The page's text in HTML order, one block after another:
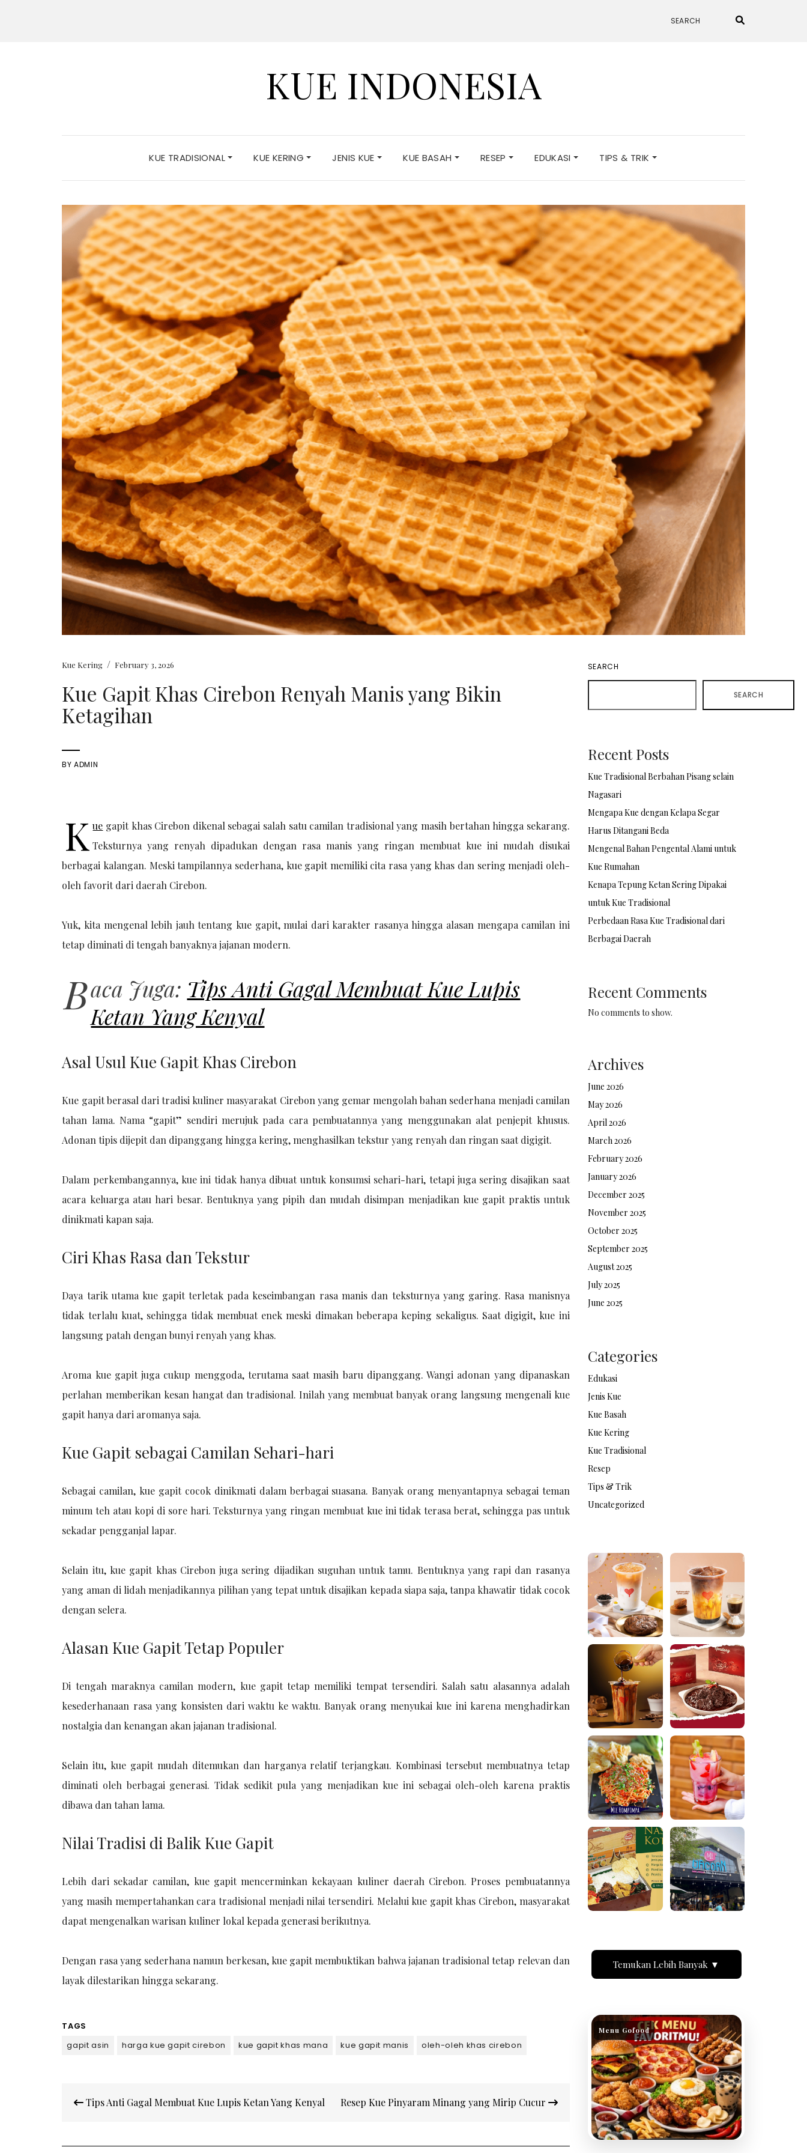
KUE INDONESIA
KUE TRADISIONAL KUE KERING JENIS KUE KUE BASAH RESEP EDUKASI TIPS & TRIK
Kue Kering / February 3, 2026
Kue Gapit Khas Cirebon Renyah Manis yang Bikin
Ketagihan
BYADMIN
K ue gapit khas Cirebon dikenal sebagai salah satu camilan tradisional yang masih bertahan hingga sekarang.
Teksturnya yang renyah dipadukan dengan rasa manis yang ringan membuat kue ini mudah disukai
berbagai kalangan. Meski tampilannya sederhana, kue gapit memiliki cita rasa yang khas dan sering menjadi oleh-
oleh favorit dari daerah Cirebon.
Yuk, kita mengenal lebih jauh tentang kue gapit, mulai dari karakter rasanya hingga alasan mengapa camilan ini
tetap diminati di tengah banyaknya jajanan modern.
Baca Juga: Tips Anti Gagal Membuat Kue Lupis
Ketan Yang Kenyal
Asal Usul Kue Gapit Khas Cirebon
Kue gapit berasal dari tradisi kuliner masyarakat Cirebon yang gemar mengolah bahan sederhana menjadi camilan
tahan lama. Nama “gapit” sendiri merujuk pada cara pembuatannya yang menggunakan alat penjepit khusus.
Adonan tipis dijepit dan dipanggang hingga kering, menghasilkan tekstur yang renyah dan ringan saat digigit.
Dalam perkembangannya, kue ini tidak hanya dibuat untuk konsumsi sehari-hari, tetapi juga sering disajikan saat
acara keluarga atau hari besar. Bentuknya yang pipih dan mudah disimpan menjadikan kue gapit praktis untuk
dinikmati kapan saja.
Ciri Khas Rasa dan Tekstur
Daya tarik utama kue gapit terletak pada keseimbangan rasa manis dan teksturnya yang garing. Rasa manisnya
tidak terlalu kuat, sehingga tidak membuat enek meski dimakan beberapa keping sekaligus. Saat digigit, kue ini
langsung patah dengan bunyi renyah yang khas.
Aroma kue gapit juga cukup menggoda, terutama saat masih baru dipanggang. Wangi adonan yang dipanaskan
perlahan memberikan kesan hangat dan tradisional. Inilah yang membuat banyak orang langsung mengenali kue
gapit hanya dari aromanya saja.
Kue Gapit sebagai Camilan Sehari-hari
Sebagai camilan, kue gapit cocok dinikmati dalam berbagai suasana. Banyak orang menyantapnya sebagai teman
minum teh atau kopi di sore hari. Teksturnya yang ringan membuat kue ini tidak terasa berat, sehingga pas untuk
sekadar pengganjal lapar.
Selain itu, kue gapit khas Cirebon juga sering dijadikan suguhan untuk tamu. Bentuknya yang rapi dan rasanya
yang aman di lidah menjadikannya pilihan yang tepat untuk disajikan kepada siapa saja, tanpa khawatir tidak cocok
dengan selera.
Alasan Kue Gapit Tetap Populer
Di tengah maraknya camilan modern, kue gapit tetap memiliki tempat tersendiri. Salah satu alasannya adalah
kesederhanaan rasa yang konsisten dari waktu ke waktu. Banyak orang menyukai kue ini karena menghadirkan
nostalgia dan kenangan akan jajanan tradisional.
Selain itu, kue gapit mudah ditemukan dan harganya relatif terjangkau. Kombinasi tersebut membuatnya tetap
diminati oleh berbagai generasi. Tidak sedikit pula yang menjadikan kue ini sebagai oleh-oleh karena praktis
dibawa dan tahan lama.
Nilai Tradisi di Balik Kue Gapit
Lebih dari sekadar camilan, kue gapit mencerminkan kekayaan kuliner daerah Cirebon. Proses pembuatannya
yang masih mempertahankan cara tradisional menjadi nilai tersendiri. Melalui kue gapit khas Cirebon, masyarakat
dapat mengenalkan warisan kuliner lokal kepada generasi berikutnya.
Dengan rasa yang sederhana namun berkesan, kue gapit membuktikan bahwa jajanan tradisional tetap relevan dan
layak dilestarikan hingga sekarang.
TAGS
gapit asin
harga kue gapit cirebon kue gapit khas mana kue gapit manis oleh-oleh khas cirebon
navigation
Tips Anti Gagal Membuat Kue Lupis Ketan Yang Kenyal Resep Kue Pinyaram Minang yang Mirip Cucur
SEARCH
SEARCH
Recent Posts
Kue Tradisional Berbahan Pisang selain
Nagasari
Mengapa Kue dengan Kelapa Segar
Harus Ditangani Beda
Mengenal Bahan Pengental Alami untuk
Kue Rumahan
Kenapa Tepung Ketan Sering Dipakai
untuk Kue Tradisional
Perbedaan Rasa Kue Tradisional dari
Berbagai Daerah
Recent Comments
No comments to show.
Archives
June 2026
May 2026
April 2026
March 2026
February 2026
January 2026
December 2025
November 2025
October 2025
September 2025
August 2025
July 2025
June 2025
Categories
Edukasi
Jenis Kue
Kue Basah
Kue Kering
Kue Tradisional
Resep
Tips & Trik
Uncategorized
Temukan Lebih Banyak ▼
Menu Gofood